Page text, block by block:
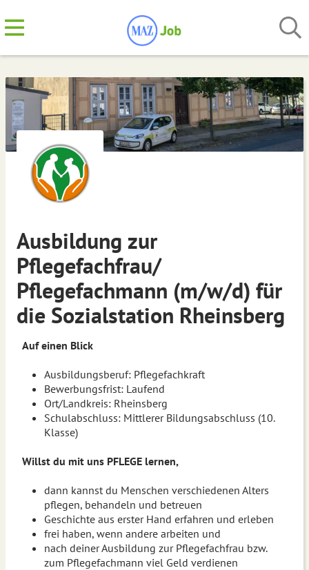
Ausbildung zur
Pflegefachfrau/
Pflegefachmann (m/w/d) für
die Sozialstation Rheinsberg
Auf einen Blick
Ausbildungsberuf: Pflegefachkraft
Bewerbungsfrist: Laufend
Ort/Landkreis: Rheinsberg
Schulabschluss: Mittlerer Bildungsabschluss (10.
Klasse)
Willst du mit uns PFLEGE lernen,
dann kannst du Menschen verschiedenen Alters
pflegen, behandeln und betreuen
Geschichte aus erster Hand erfahren und erleben
frei haben, wenn andere arbeiten und
nach deiner Ausbildung zur Pflegefachfrau bzw.
zum Pflegefachmann viel Geld verdienen